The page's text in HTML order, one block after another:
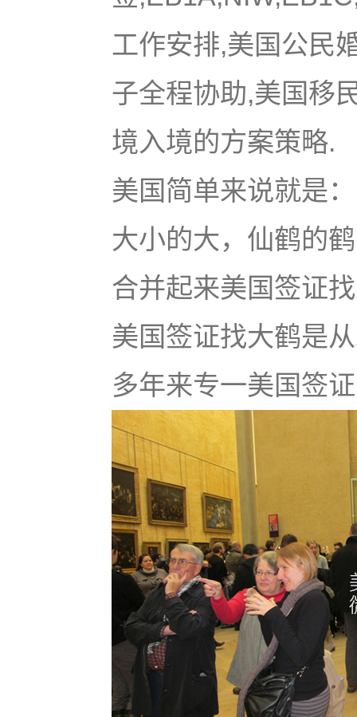
工作安排,美国公民
子全程协助,美国移
境入境的方案策略.
美国简单来说就是
大小的大，仙鹤的
合并起来美国签证
美国签证找大鹤是
多年来专一美国签